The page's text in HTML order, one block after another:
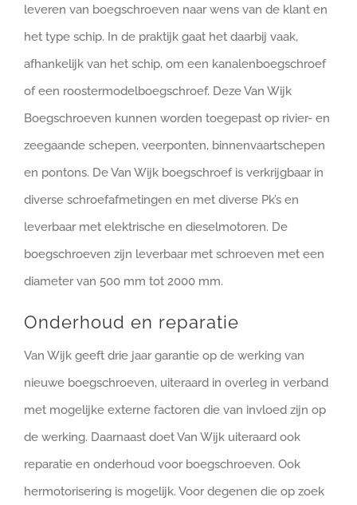
leveren van boegschroeven naar wens van de klant en
het type schip. In de praktijk gaat het daarbij vaak,
afhankelijk van het schip, om een kanalenboegschroef
of een roostermodelboegschroef. Deze Van Wijk
Boegschroeven kunnen worden toegepast op rivier- en
zeegaande schepen, veerponten, binnenvaartschepen
en pontons. De Van Wijk boegschroef is verkrijgbaar in
diverse schroefafmetingen en met diverse Pk’s en
leverbaar met elektrische en dieselmotoren. De
boegschroeven zijn leverbaar met schroeven met een
diameter van 500 mm tot 2000 mm.
Onderhoud en reparatie
Van Wijk geeft drie jaar garantie op de werking van
nieuwe boegschroeven, uiteraard in overleg in verband
met mogelijke externe factoren die van invloed zijn op
de werking. Daarnaast doet Van Wijk uiteraard ook
reparatie en onderhoud voor boegschroeven. Ook
hermotorisering is mogelijk. Voor degenen die op zoek